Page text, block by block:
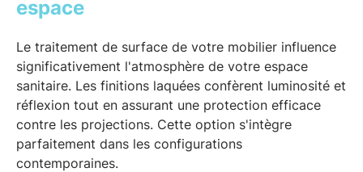
espace
Le traitement de surface de votre mobilier influence
significativement l'atmosphère de votre espace
sanitaire. Les finitions laquées confèrent luminosité et
réflexion tout en assurant une protection efficace
contre les projections. Cette option s'intègre
parfaitement dans les configurations
contemporaines.